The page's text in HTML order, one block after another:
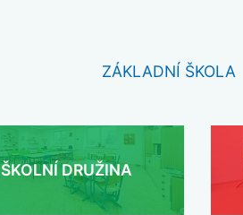
ZÁKLADNÍ ŠKOLA
ŠKOLNÍ DRUŽINA